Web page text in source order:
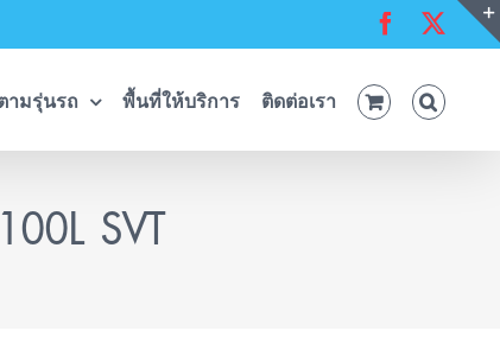
Facebook
ามรุ่นรถ พื้นที่ให้บริการ ติดต่อเรา
SVT